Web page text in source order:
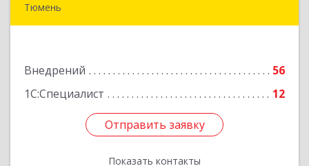
Тюмень
Внедрений
56
1С:Специалист
12
Отправить заявку
Показать контакты
Подробнее
Отправить заявку
Назад